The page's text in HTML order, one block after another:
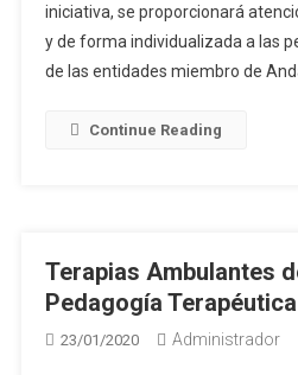
iniciativa, se proporcionará
y de forma individualizada a las
de las entidades miembro de
Continue Reading
Terapias Ambulantes
Pedagogía Terapéutica
23/01/2020 Administrador